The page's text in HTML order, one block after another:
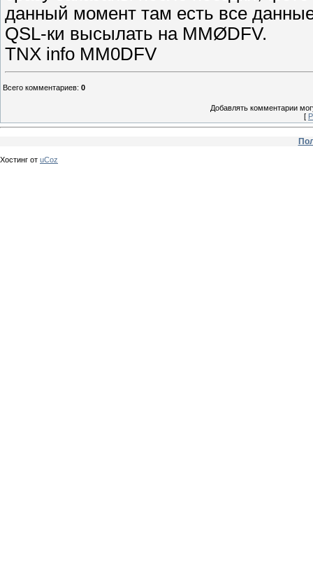
данный момент там есть все
QSL-ки высылать на MMØDFV.
TNX info MM0DFV
Всего комментариев: 0
Добавлять комментарии
[
Хостинг от uCoz